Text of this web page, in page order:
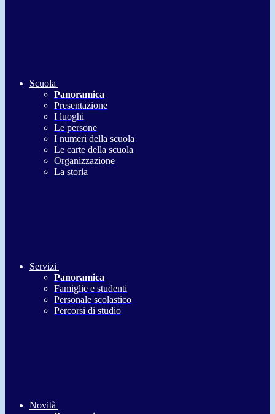
Scuola
Panoramica
Presentazione
I luoghi
Le persone
I numeri della scuola
Le carte della scuola
Organizzazione
La storia
Servizi
Panoramica
Famiglie e studenti
Personale scolastico
Percorsi di studio
Novità